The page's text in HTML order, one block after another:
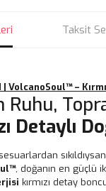
Taksit
| VolcanoSoul™ –
Ruhu,
Detaylı
, doğanın en güçlü
kırmızı detay